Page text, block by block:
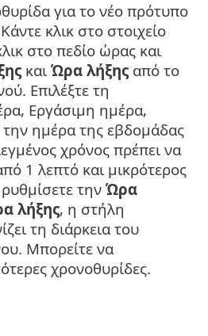
για το νέο πρότυπο
κλικ στο στοιχείο
στο πεδίο ώρας και
και Ώρα λήξης από το
Επιλέξτε τη
Εργάσιμη ημέρα,
ημέρα της εβδομάδας
χρόνος πρέπει να
1 λεπτό και μικρότερος
την Ώρα
λήξης, η στήλη
τη διάρκεια του
Μπορείτε να
χρονοθυρίδες.